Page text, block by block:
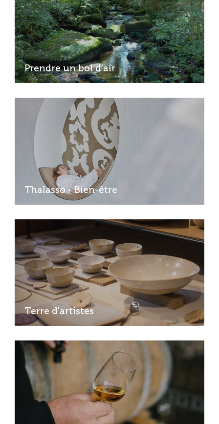
Prendre un bol d'air
Thalasso - Bien-être
Terre d'artistes